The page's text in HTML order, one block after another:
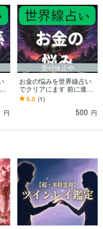
円
受付休止中
お金の悩みを世界線占い
でクリアにます 前に進む
ために2つの異なる世界線
を鑑定書にしてお渡しし
5.0 (1)
500 円